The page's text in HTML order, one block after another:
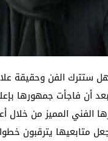
الفن وحقيقة
أن فاجأت جمهورها
الفني المميز من خلال
متابعيها يترقبون